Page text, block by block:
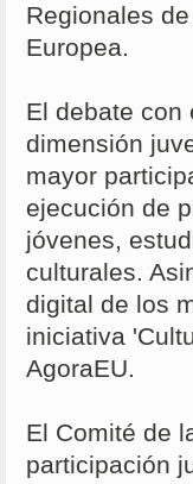
Regionales
Europea.
El debate con
dimensión
mayor
ejecución de
jóvenes,
culturales.
digital de los
iniciativa
AgoraEU.
El Comité de
participación